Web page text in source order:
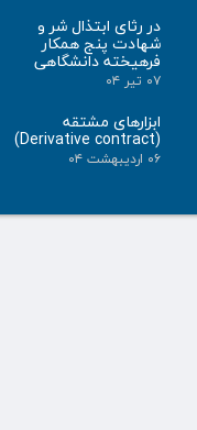
در رثای ابتذال شر و
شهادت پنج همکار
فرهیخته دانشگاهی
۰۷ تیر ۰۴
ابزارهای مشتقه
(Derivative contract)
۰۶ اردیبهشت ۰۴